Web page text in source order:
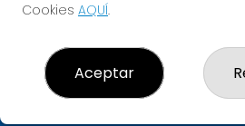
Cookies AQUÍ.
Aceptar